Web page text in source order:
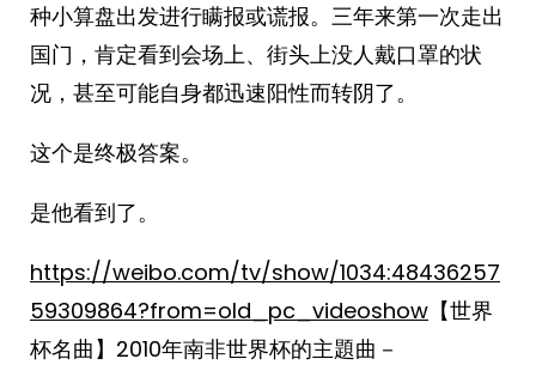
种小算盘出发进行瞒报或谎报。三年来第一次走出
国门，肯定看到会场上、街头上没人戴口罩的状
况，甚至可能自身都迅速阳性而转阴了。
这个是终极答案。
是他看到了。
https://weibo.com/tv/show/1034:48436257
59309864?from=old_pc_videoshow 【世界
杯名曲】2010年南非世界杯的主題曲－